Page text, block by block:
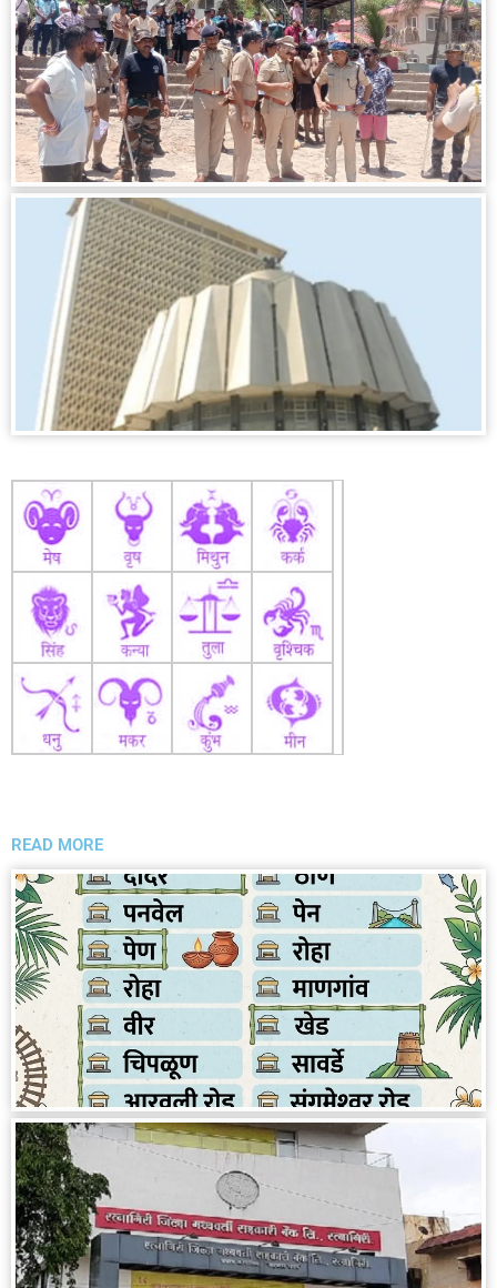
READ MORE